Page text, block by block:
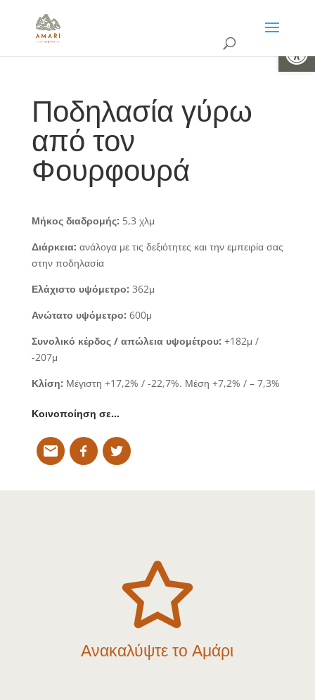
Ποδηλασία γύρω
από τον
Φουρφουρά
Μήκος διαδρομής: 5,3 χλμ
Διάρκεια: ανάλογα με τις δεξιότητες και την εμπειρία σας
στην ποδηλασία
Ελάχιστο υψόμετρο: 362μ
Ανώτατο υψόμετρο: 600μ
Συνολικό κέρδος / απώλεια υψομέτρου: +182μ /
-207μ
Κλίση: Μέγιστη +17,2% / -22,7%. Μέση +7,2% / – 7,3%
Κοινοποίηση σε…

Ανακαλύψτε το Αμάρι